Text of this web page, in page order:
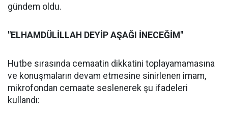
gündem oldu.
"ELHAMDÜLİLLAH DEYİP AŞAĞI İNECEĞİM"
Hutbe sırasında cemaatin dikkatini toplayamamasına
ve konuşmaların devam etmesine sinirlenen imam,
mikrofondan cemaate seslenerek şu ifadeleri
kullandı: